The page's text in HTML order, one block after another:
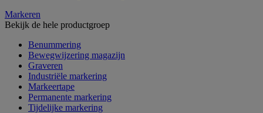
Markeren
Bekijk de hele productgroep
Benummering
Bewegwijzering magazijn
Graveren
Industriële markering
Markeertape
Permanente markering
Tijdelijke markering